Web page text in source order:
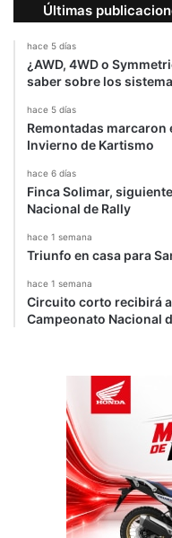
Últimas
hace 5 días
¿AWD, 4WD o
saber sobre los
hace 5 días
Remontadas marcaron
Invierno de Kartismo
hace 6 días
Finca Solimar,
Nacional de Rally
hace 1 semana
Triunfo en casa para
hace 1 semana
Circuito corto recibirá
Campeonato Nacional